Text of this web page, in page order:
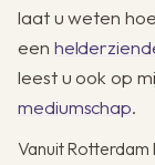
laat u weten
een
leest u ook op
mediumschap.
Vanuit